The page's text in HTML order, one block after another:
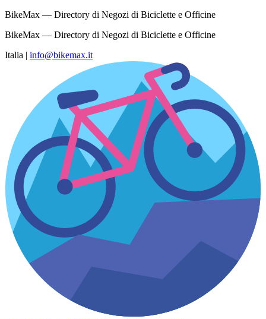
BikeMax — Directory di Negozi di Biciclette e Officine
BikeMax — Directory di Negozi di Biciclette e Officine
Italia | info@bikemax.it